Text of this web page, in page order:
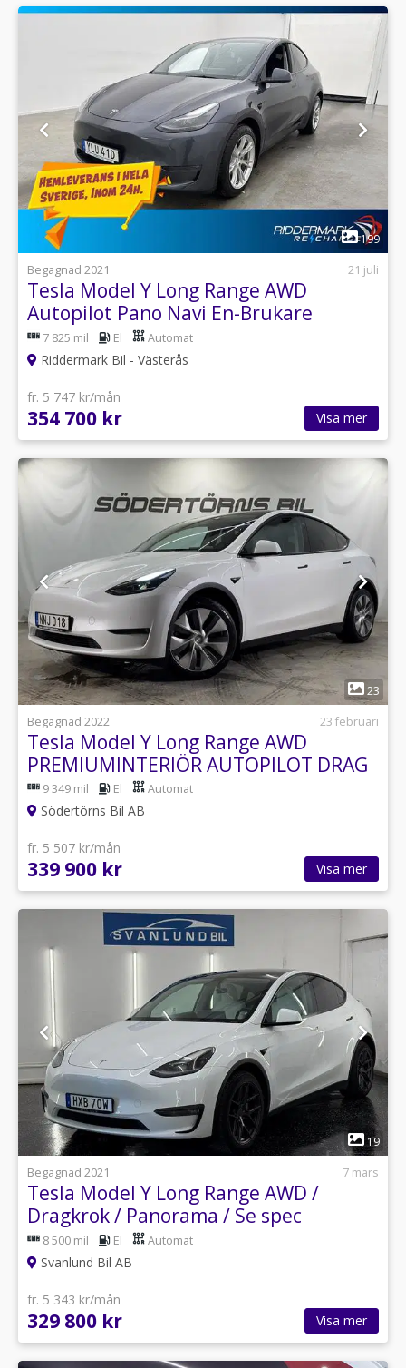
199
Begagnad 2021
21 juli
Tesla Model Y Long Range AWD
Autopilot Pano Navi En-Brukare
7 825 mil El Automat
Riddermark Bil - Västerås
fr. 5 747 kr/mån
354 700 kr Visa mer
1
23
Begagnad 2022
23 februari
Tesla Model Y Long Range AWD
PREMIUMINTERIÖR AUTOPILOT DRAG
MOMSBIL
9 349 mil El Automat
Södertörns Bil AB
fr. 5 507 kr/mån
339 900 kr Visa mer
1
19
Begagnad 2021
7 mars
Tesla Model Y Long Range AWD /
Dragkrok / Panorama / Se spec
8 500 mil El Automat
Svanlund Bil AB
fr. 5 343 kr/mån
329 800 kr Visa mer